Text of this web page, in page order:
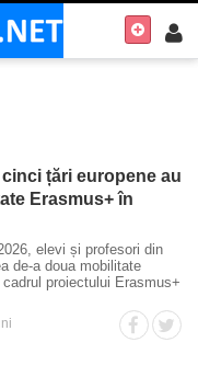
țări europene au
Erasmus+ în
elevi și profesori din
de-a doua mobilitate
proiectului Erasmus+